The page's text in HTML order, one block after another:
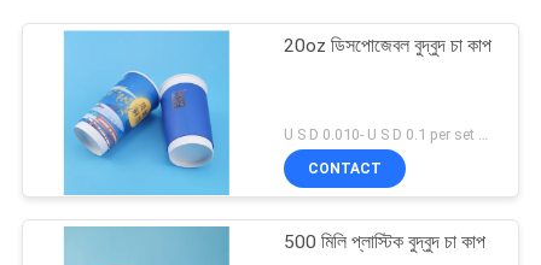
20oz ডিসপোজেবল বুদ্বুদ চা কাপ
U S D 0.010- U S D 0.1 per set MOQ:5000 এসইটি
CONTACT
500 মিলি প্লাস্টিক বুদ্বুদ চা কাপ